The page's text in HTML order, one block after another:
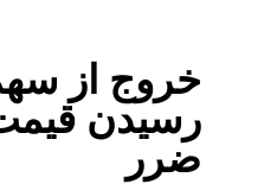
خروج از
رسیدن
ضرر